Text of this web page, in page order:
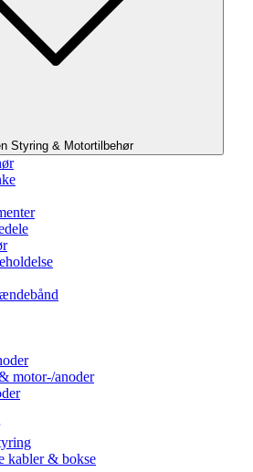
Styring & Motortilbehør
motor-/anoder
kabler & bokse